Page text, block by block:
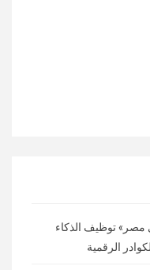
مصر» توظيف الذكاء
الرقمية